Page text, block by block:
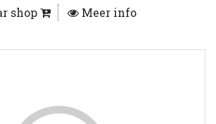
shop Meer info